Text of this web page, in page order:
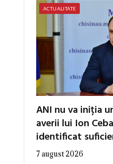
ACTUALITATE
ANI nu va iniția
averii lui Ion
identificat
7 august 2026